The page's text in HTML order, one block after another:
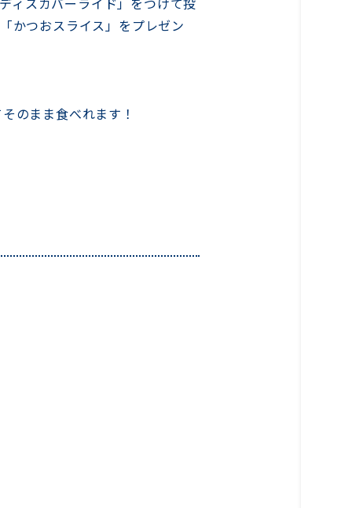
ィスカバーライド」をつけて投
かつおスライス」をプレゼン
のまま食べれます！